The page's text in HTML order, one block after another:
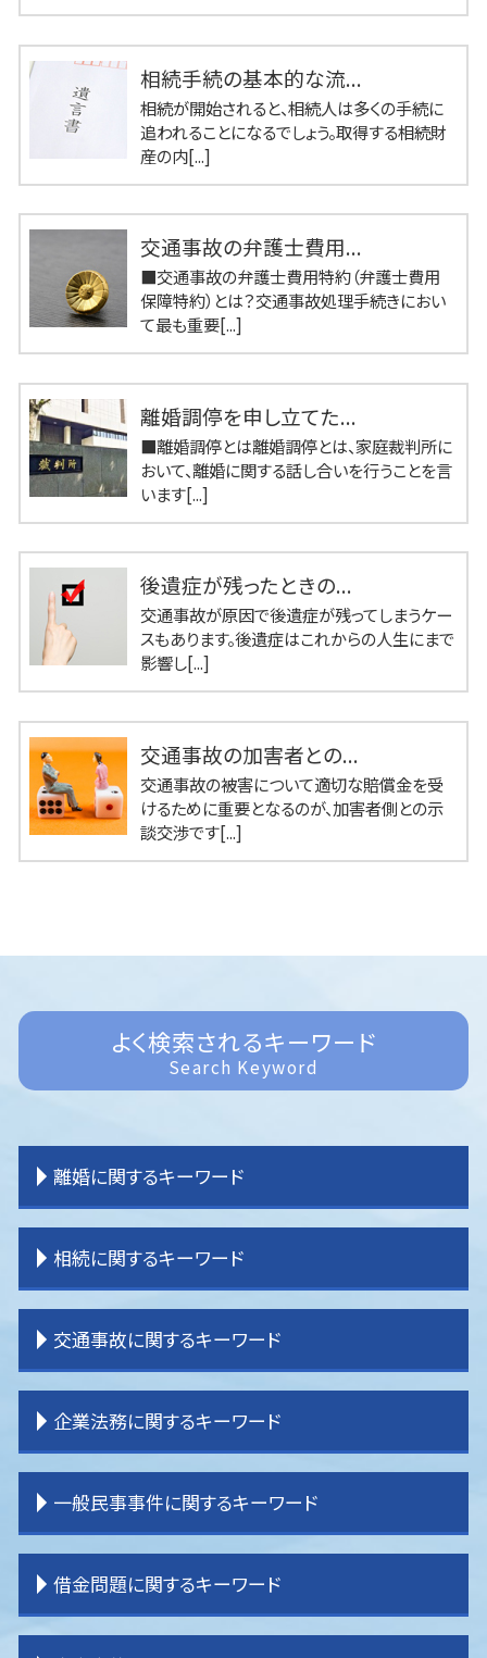
相続手続の基本的な流...
相続が開始されると、相続人は多くの手続に
追われることになるでしょう。取得する相続財
産の内[...]
交通事故の弁護士費用...
■交通事故の弁護士費用特約（弁護士費用
保障特約）とは？交通事故処理手続きにおい
て最も重要[...]
離婚調停を申し立てた...
■離婚調停とは離婚調停とは、家庭裁判所に
おいて、離婚に関する話し合いを行うことを言
います[...]
後遺症が残ったときの...
交通事故が原因で後遺症が残ってしまうケー
スもあります。後遺症はこれからの人生にまで
影響し[...]
交通事故の加害者との...
交通事故の被害について適切な賠償金を受
けるために重要となるのが、加害者側との示
談交渉です[...]
よく検索されるキーワード
Search Keyword
離婚に関するキーワード
離婚 原因
離婚 子供 戸籍
離婚 調停 流れ
離婚したい
離婚 親権
離婚 拒否
離婚 不貞行為
離婚 決め手
離婚 裁判 流れ
離婚 種類
相続に関するキーワード
相続 売れない土地
相続 不動産
相続 分割協議書
相続 運用
相続 土地
相続 順番
相続 パターン
相続 手続き 期限
交通事故に関するキーワード
交通事故 物件損害
交通事故 後遺症
交通事故 慰謝料
交通事故 強い 弁護士
交通事故 過失割合
交通事故 示談書
企業法務に関するキーワード
企業法務 重要性
企業法務 役割
企業法務 役割 弁護士
顧問弁護士
一般民事事件に関するキーワード
登記 問題
境界 トラブル
借金問題に関するキーワード